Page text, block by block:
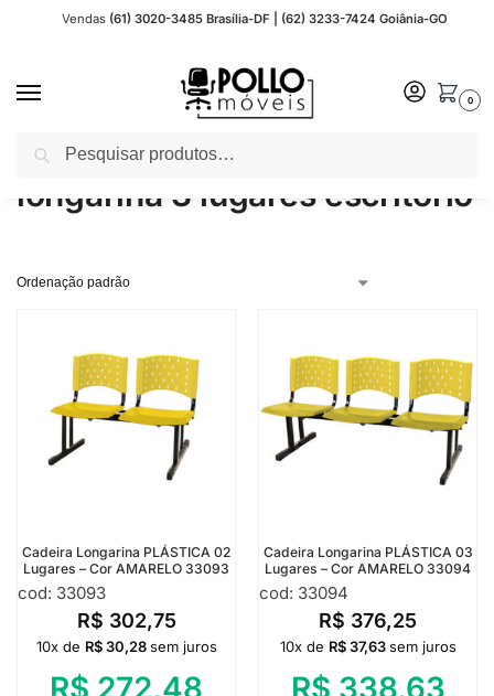
Vendas (61) 3020-3485 Brasília-DF | (62) 3233-7424 Goiânia-GO
0
Início Produtos marcados com a tag “longarina 3 lugares escritório”
longarina 3 lugares escritório
Cadeira Longarina PLÁSTICA 02
Lugares – Cor AMARELO 33093
cod: 33093
R$ 302,75
10x de R$30,28 sem juros
R$ 272,48
Cadeira Longarina PLÁSTICA 03
Lugares – Cor AMARELO 33094
cod: 33094
R$ 376,25
10x de R$37,63 sem juros
R$ 338,63